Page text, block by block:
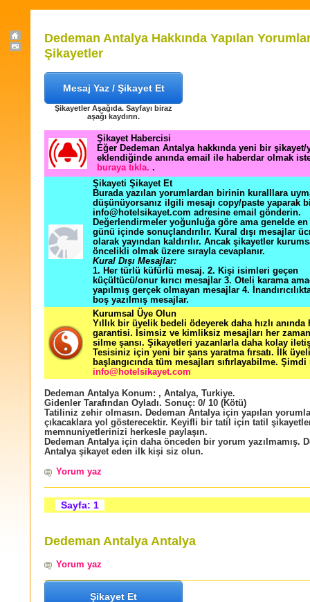
Dedeman Antalya Hakkında Yapılan
Şikayetler
Mesaj Yaz / Şikayet Et
Şikayetler Aşağıda. Sayfayı biraz
aşağı kaydırın.
Şikayet Habercisi
Eğer Dedeman Antalya hakkında yeni bir şikayet/
eklendiğinde anında email ile haberdar olmak
buraya tıkla. .
Şikayeti Şikayet Et
Burada yazılan yorumlardan birinin kuralllara
düşünüyorsanız ilgili mesajı copy/paste yaparak
info@hotelsikayet.com adresine email gönderin.
Değerlendirmeler yoğunluğa göre ama genelde
günü içinde sonuçlandırılır. Kural dışı mesajlar
olarak yayından kaldırılır. Ancak şikayetler
öncelikli olmak üzere sırayla cevaplanır.
Kural Dışı Mesajlar:
1. Her türlü küfürlü mesaj. 2. Kişi isimleri geçen
küçültücü/onur kırıcı mesajlar 3. Oteli karama
yapılmış gerçek olmayan mesajlar 4.
boş yazılmış mesajlar.
Kurumsal Üye Olun
Yıllık bir üyelik bedeli ödeyerek daha hızlı
garantisi. İsimsiz ve kimliksiz mesajları her zaman
silme şansı. Şikayetleri yazanlarla daha kolay
Tesisiniz için yeni bir şans yaratma fırsatı. İlk
başlangıcında tüm mesajları sıfırlayabilme. Şimdi
info@hotelsikayet.com
Dedeman AntalyaKonum: , Antalya, Turkiye.
Gidenler Tarafından Oyladı. Sonuç: 0/ 10 (Kötü)
Tatiliniz zehir olmasın. Dedeman Antalya için yapılan
çıkacaklara yol gösterecektir. Keyifli bir tatil için tatil
memnuniyetlerinizi herkesle paylaşın.
Dedeman Antalya için daha önceden bir yorum yazılmamış.
Antalya şikayet eden ilk kişi siz olun.
Yorum yaz
Sayfa: 1
Dedeman Antalya Antalya
Yorum yaz
Şikayet Et